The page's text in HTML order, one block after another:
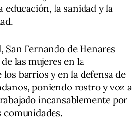
la sanidad y la
San Fernando de Henares
las mujeres en la
barrios y en la defensa de
poniendo rostro y voz a
incansablemente por
comunidades.